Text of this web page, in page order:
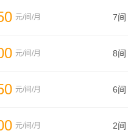
元/间/月 7间
元/间/月 8间
元/间/月 6间
元/间/月 2间